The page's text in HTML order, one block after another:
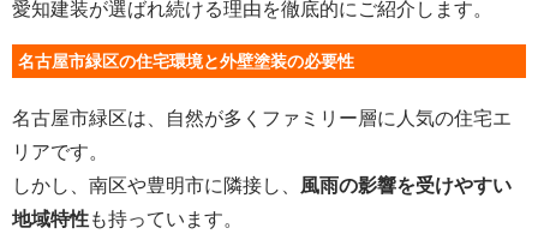
愛知建装が選ばれ続ける理由を徹底的にご紹介します。
名古屋市緑区の住宅環境と外壁塗装の必要性
名古屋市緑区は、自然が多くファミリー層に人気の住宅エ
リアです。
しかし、南区や豊明市に隣接し、 風雨の影響を受けやすい
地域特性も持っています。